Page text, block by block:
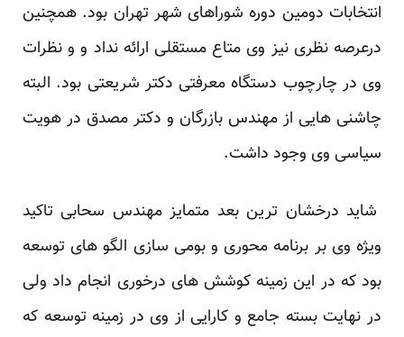
انتخابات دومین دوره شوراهای شهر تهران بود. همچنین
درعرصه نظری نیز وی متاع مستقلی ارائه نداد و و نظرات
وی در چارچوب دستگاه معرفتی دکتر شریعتی بود. البته
چاشنی هایی از مهندس بازرگان و دکتر مصدق در هویت
سیاسی وی وجود داشت.
شاید درخشان ترین بعد متمایز مهندس سحابی تاکید
ویژه وی بر برنامه محوری و بومی سازی الگو های توسعه
بود که در این زمینه کوشش های درخوری انجام داد ولی
در نهایت بسته جامع و کارایی از وی در زمینه توسعه که